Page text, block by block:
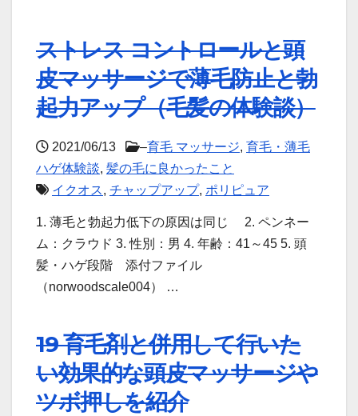
ストレス コントロールと頭
皮マッサージで薄毛防止と勃
起力アップ（毛髪の体験談）
2021/06/13 –育毛 マッサージ, 育毛・薄毛
ハゲ体験談, 髪の毛に良かったこと
イクオス, チャップアップ, ポリピュア
1. 薄毛と勃起力低下の原因は同じ 2. ペンネー
ム：クラウド 3. 性別：男 4. 年齢：41～45 5. 頭
髪・ハゲ段階 添付ファイル
（norwoodscale004） …
19 育毛剤と併用して行いた
い効果的な頭皮マッサージや
ツボ押しを紹介